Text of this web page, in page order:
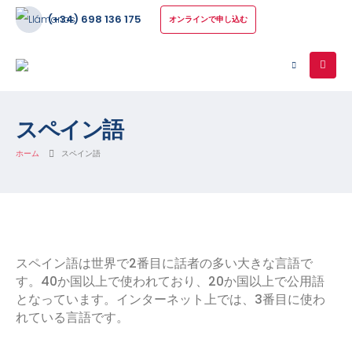
(+34) 698 136 175 オンラインで申し込む
スペイン語
ホーム スペイン語
スペイン語は世界で2番目に話者の多い大きな言語で
す。40か国以上で使われており、20か国以上で公用語
となっています。インターネット上では、3番目に使わ
れている言語です。